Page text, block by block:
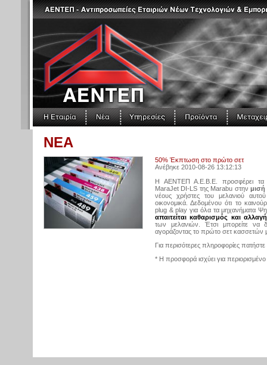
ΝΕΑ
50% Έκπτωση στο πρώτο σετ
Ανέβηκε 2010-08-26 13:12:13
Η ΑΕΝΤΕΠ Α.Ε.Β.Ε. προσφέρει τα
MaraJet DI-LS της Marabu στην μισή
νέους χρήστες του μελανιού
οικονομικά. Δεδομένου ότι το
plug & play για όλα τα μηχανήματα
απαιτείται καθαρισμός και
των μελανιών. Έτσι μπορείτε να
αγοράζοντας το πρώτο σετ
Για περισότερες πληροφορίες πατήστε
* Η προσφορά ισχύει για